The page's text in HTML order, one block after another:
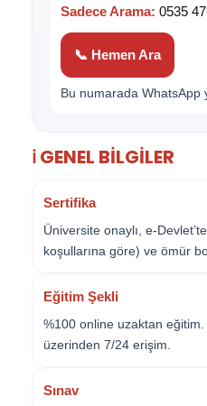
Sadece Arama: 0535
📞 Hemen Ara
Bu numarada WhatsApp
ℹ️ GENEL BILGILER
Sertifika
Üniversite onaylı, e-
koşullarına göre) ve ömür
Eğitim Şekli
%100 online uzaktan
üzerinden 7/24 erişim.
Sınav